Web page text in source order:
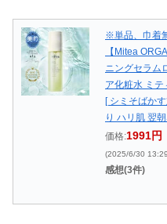
※単品、巾着
【Mitea
ニングセラム
ア化粧水 ミテ
[ シミそばか
り ハリ肌 翌
価格:1991円
(2025/6/30
感想(3件)